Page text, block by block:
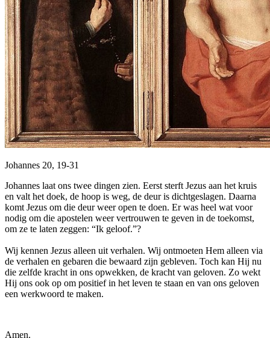
Johannes 20, 19-31
Johannes laat ons twee dingen zien. Eerst sterft Jezus aan het kruis
en valt het doek, de hoop is weg, de deur is dichtgeslagen. Daarna
komt Jezus om die deur weer open te doen. Er was heel wat voor
nodig om die apostelen weer vertrouwen te geven in de toekomst,
om ze te laten zeggen: “Ik geloof.”?
Wij kennen Jezus alleen uit verhalen. Wij ontmoeten Hem alleen via
de verhalen en gebaren die bewaard zijn gebleven. Toch kan Hij nu
die zelfde kracht in ons opwekken, de kracht van geloven. Zo wekt
Hij ons ook op om positief in het leven te staan en van ons geloven
een werkwoord te maken.
Amen.